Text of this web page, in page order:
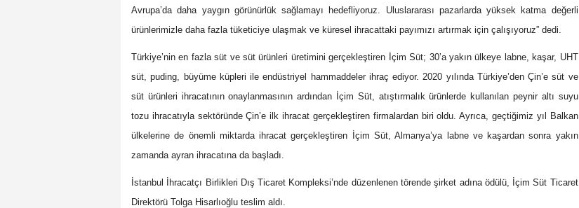
Avrupa’da daha yaygın görünürlük sağlamayı hedefliyoruz. Uluslararası pazarlarda yüksek katma değerli
ürünlerimizle daha fazla tüketiciye ulaşmak ve küresel ihracattaki payımızı artırmak için çalışıyoruz” dedi.
Türkiye’nin en fazla süt ve süt ürünleri üretimini gerçekleştiren İçim Süt; 30’a yakın ülkeye labne, kaşar, UHT
süt, puding, büyüme küpleri ile endüstriyel hammaddeler ihraç ediyor. 2020 yılında Türkiye’den Çin’e süt ve
süt ürünleri ihracatının onaylanmasının ardından İçim Süt, atıştırmalık ürünlerde kullanılan peynir altı suyu
tozu ihracatıyla sektöründe Çin’e ilk ihracat gerçekleştiren firmalardan biri oldu. Ayrıca, geçtiğimiz yıl Balkan
ülkelerine de önemli miktarda ihracat gerçekleştiren İçim Süt, Almanya’ya labne ve kaşardan sonra yakın
zamanda ayran ihracatına da başladı.
İstanbul İhracatçı Birlikleri Dış Ticaret Kompleksi’nde düzenlenen törende şirket adına ödülü, İçim Süt Ticaret
Direktörü Tolga Hisarlıoğlu teslim aldı.